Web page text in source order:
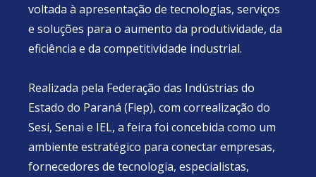
voltada à apresentação de tecnologias, serviços
e soluções para o aumento da produtividade, da
eficiência e da competitividade industrial.
Realizada pela Federação das Indústrias do
Estado do Paraná (Fiep), com correalização do
Sesi, Senai e IEL, a feira foi concebida como um
ambiente estratégico para conectar empresas,
fornecedores de tecnologia, especialistas,